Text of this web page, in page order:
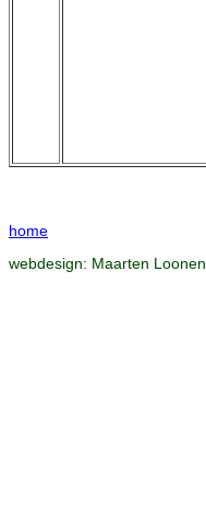
home
webdesign: Maarten Loonen